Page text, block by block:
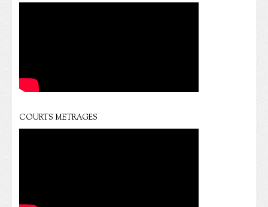
COURTS METRAGES